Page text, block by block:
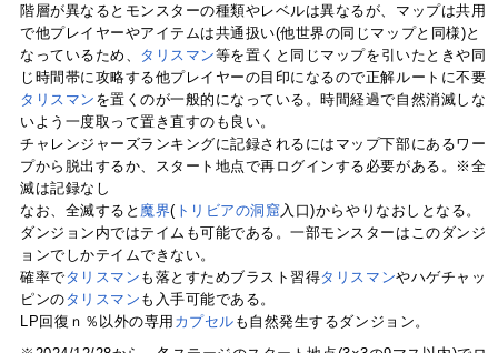
階層が異なるとモンスターの種類やレベルは異なるが、マップは共用
で他プレイヤーやアイテムは共通扱い(他世界の同じマップと同様)と
なっているため、 タリスマン等を置くと同じマップを引いたときや同
じ時間帯に攻略する他プレイヤーの目印になるので正解ルートに不要
タリスマン を置くのが一般的になっている。時間経過で自然消滅しな
いよう一度取って置き直すのも良い。
チャレンジャーズランキングに記録されるにはマップ下部にあるワー
プから脱出するか、スタート地点で再ログインする必要がある。※全
滅は記録なし
なお、全滅すると 魔界( トリビアの洞窟 入口)からやりなおしとなる。
ダンジョン内ではテイムも可能である。一部モンスターはこのダンジ
ョンでしかテイムできない。
確率でタリスマン も落とすためブラスト習得タリスマンやハゲチャッ
ピンのタリスマン も入手可能である。
LP回復ｎ％以外の専用 カプセル も自然発生するダンジョン。